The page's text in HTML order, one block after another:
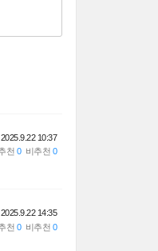
2025.9.22 10:37
2025.9.22 14:35